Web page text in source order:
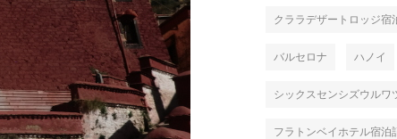
クララデザートロッジ宿
バルセロナ ハノイ
シックスセンシズウルワ
フラトンベイホテル宿泊